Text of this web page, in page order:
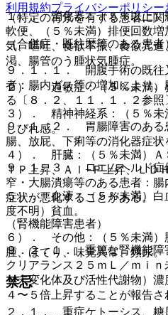
（特定の背景を有する患者に関
（合併症・既往歴等のある患者
９．１．１． 開腹手術の既往
者：腸内ガス等の増加により
る〔８．２、１１．１．２参照
９．１．２． 胃腸障害のある
腸、放屁、下痢等の消化器症状
９．１．３． ロエムヘルド症
窄・大腸潰瘍等のある患者：腸
症状が悪化することがある。
（腎機能障害患者）
９．２．１． 重篤な腎機能障
クリアランス２５ｍＬ／ｍｉ
（未変化体及び活性代謝物）
４〜５倍上昇することが報告さ
１）． 消化器：（５％以上）
軟便、（５％未満）排便回数
気、嘔吐、食欲不振、食欲亢
渇、腸管のう腫状気腫症。
２）． 過敏症：（５％未満）
３）． 精神神経系：（５％未
しびれ感。
４）． 肝臓：（５％未満）Ａ
ＴＰ上昇、Ａｌ−Ｐ上昇、ＬＤ
５）． 血液：（５％未満）白
度不明）貧血。
６）． その他：（５％未満）
腫、ほてり、味覚異常、頻尿。
禁忌
２．１． 重症ケトーシス、糖
利用規約プライバシーポリシー